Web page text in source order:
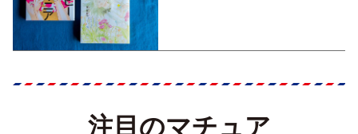
注目のマチュア